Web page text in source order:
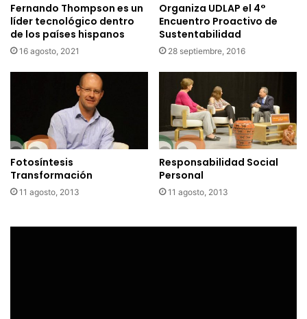
Fernando Thompson es un
líder tecnológico dentro
de los países hispanos
16 agosto, 2021
Organiza UDLAP el 4°
Encuentro Proactivo de
Sustentabilidad
28 septiembre, 2016
Fotosíntesis
Transformación
11 agosto, 2013
Responsabilidad Social
Personal
11 agosto, 2013